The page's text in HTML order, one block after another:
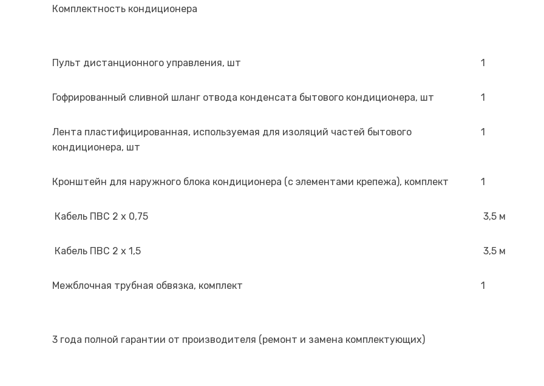
Комплектность кондиционера
Пульт дистанционного управления, шт 1
Гофрированный сливной шланг отвода конденсата бытового кондиционера, шт 1
Лента пластифицированная, используемая для изоляций частей бытового
кондиционера, шт
1
Кронштейн для наружного блока кондиционера (с элементами крепежа), комплект 1
Кабель ПВС 2 х 0,75 3,5 м
Кабель ПВС 2 х 1,5 3,5 м
Межблочная трубная обвязка, комплект 1
3 года полной гарантии от производителя (ремонт и замена комплектующих)